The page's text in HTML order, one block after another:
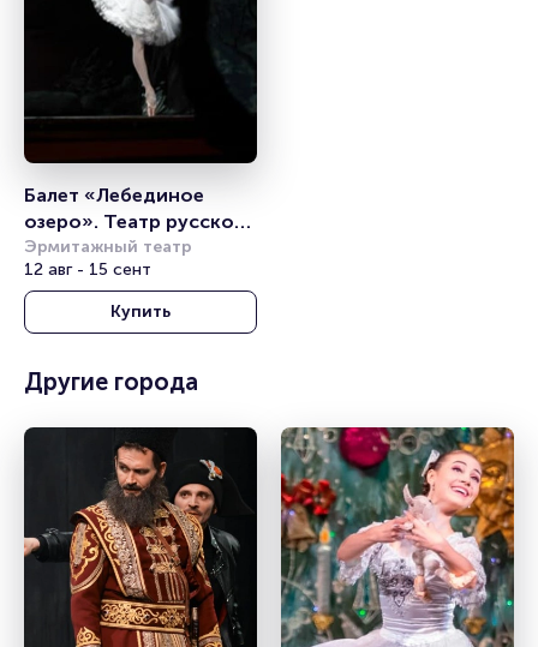
Балет «Лебединое
озеро». Театр русского
балета им. Анны
Павловой
Эрмитажный театр
12 авг - 15 сент
Купить
Другие города